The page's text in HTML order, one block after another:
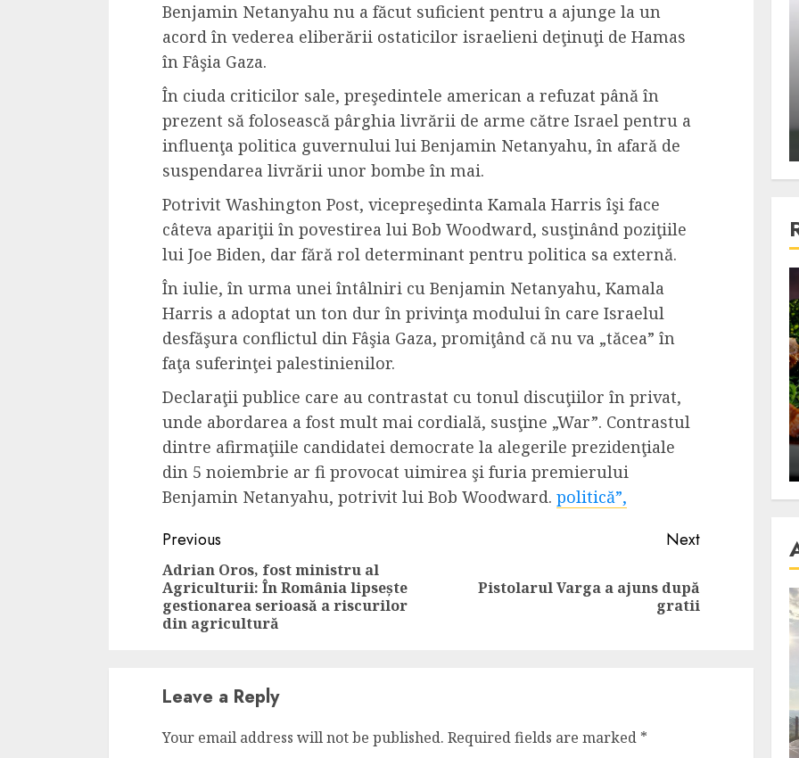
Benjamin Netanyahu nu a făcut suficient pentru a ajunge la un
acord în vederea eliberării ostaticilor israelieni deţinuţi de Hamas
în Fâşia Gaza.
În ciuda criticilor sale, preşedintele american a refuzat până în
prezent să folosească pârghia livrării de arme către Israel pentru a
influenţa politica guvernului lui Benjamin Netanyahu, în afară de
suspendarea livrării unor bombe în mai.
Potrivit Washington Post, vicepreşedinta Kamala Harris îşi face
câteva apariţii în povestirea lui Bob Woodward, susţinând poziţiile
lui Joe Biden, dar fără rol determinant pentru politica sa externă.
În iulie, în urma unei întâlniri cu Benjamin Netanyahu, Kamala
Harris a adoptat un ton dur în privinţa modului în care Israelul
desfăşura conflictul din Fâşia Gaza, promiţând că nu va „tăcea” în
faţa suferinţei palestinienilor.
Declaraţii publice care au contrastat cu tonul discuţiilor în privat,
unde abordarea a fost mult mai cordială, susţine „War”. Contrastul
dintre afirmaţiile candidatei democrate la alegerile prezidenţiale
din 5 noiembrie ar fi provocat uimirea şi furia premierului
Benjamin Netanyahu, potrivit lui Bob Woodward. politică”,
Continue
Reading
Previous
Previous
Adrian Oros, fost ministru al
Agriculturii: În România lipsește
gestionarea serioasă a riscurilor
din agricultură
Next
Pistolarul Varga a ajuns după
gratii
Leave a Reply
Your email address will not be published. Required fields are marked *
Dungeons & Dragons:
Onoare printre hoti, un
film ca un joc care te
cucereste de la primele
cadre
ALEXANDRU S. MAY 17, 2023
Din fotoliu
The Killer, un film care nu a
nivelul asteptarilor
publicului si criticilor
ALEXANDRU S. DECEMBER 6, 2023
4 min read
Cele mai delicioase retete
cu piept de curcan
ALEXANDRU S.
4 min read
3 retete delicioase in care
carnea de rata e vedeta
incontestabila
ALEXANDRU S. NOVEMBER 29, 2023